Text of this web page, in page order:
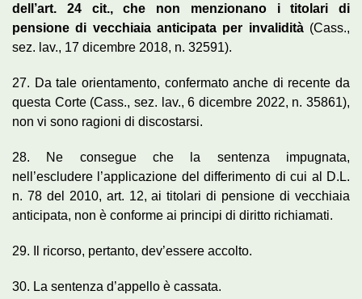
dell’art. 24 cit., che non menzionano i titolari di
pensione di vecchiaia anticipata per invalidità(Cass.,
sez. lav., 17 dicembre 2018, n. 32591).
27. Da tale orientamento, confermato anche di recente da
questa Corte (Cass., sez. lav., 6 dicembre 2022, n. 35861),
non vi sono ragioni di discostarsi.
28. Ne consegue che la sentenza impugnata,
nell’escludere l’applicazione del differimento di cui al D.L.
n. 78 del 2010, art. 12, ai titolari di pensione di vecchiaia
anticipata, non è conforme ai principi di diritto richiamati.
29. Il ricorso, pertanto, dev’essere accolto.
30. La sentenza d’appello è cassata.